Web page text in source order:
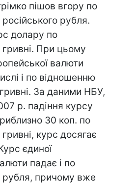
пішов вгору по
рубля.
долару по
При цьому
валюти
і по відношенню
За даними НБУ,
р. падіння курсу
30 коп. по
курс досягає
єдиної
падає і по
причому вже